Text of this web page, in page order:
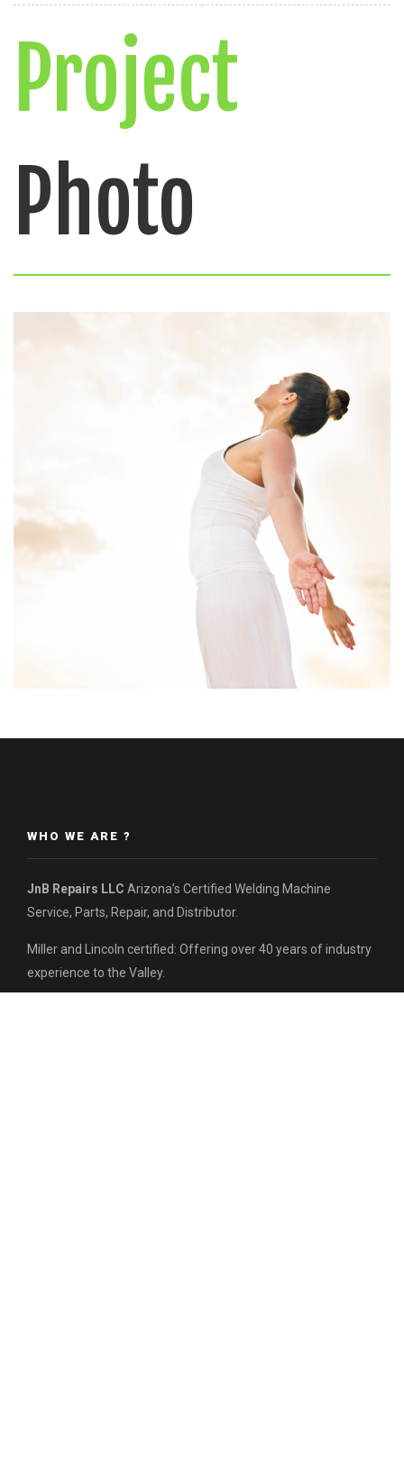
Project
Photo
WHO WE ARE ?
JnB Repairs LLC Arizona’s Certified Welding Machine
Service, Parts, Repair, and Distributor.
Miller and Lincoln certified: Offering over 40 years of industry
experience to the Valley.